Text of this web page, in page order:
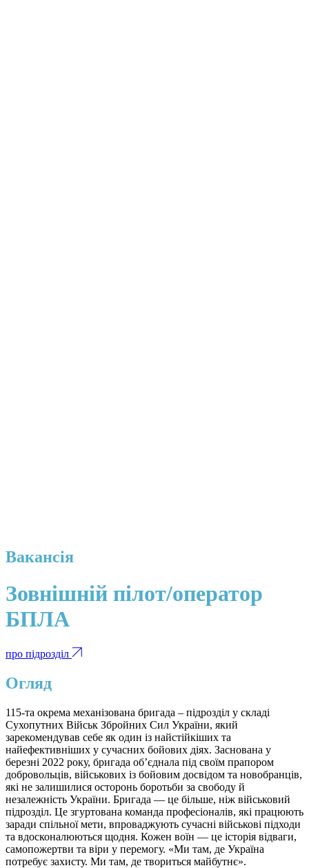
Вакансія
Зовнішній пілот/оператор
БПЛА
про підрозділ
Огляд
115-та окрема механізована бригада – підрозділ у складі
Сухопутних Військ Збройних Сил України, який
зарекомендував себе як один із найстійкіших та
найефективніших у сучасних бойових діях. Заснована у
березні 2022 року, бригада об’єднала під своїм прапором
добровольців, військових із бойовим досвідом та новобранців,
які не залишилися осторонь боротьби за свободу й
незалежність України. Бригада — це більше, ніж військовий
підрозділ. Це згуртована команда професіоналів, які працюють
заради спільної мети, впроваджують сучасні військові підходи
та вдосконалюються щодня. Кожен воїн — це історія відваги,
самопожертви та віри у перемогу. «Ми там, де Україна
потребує захисту. Ми там, де твориться майбутнє».